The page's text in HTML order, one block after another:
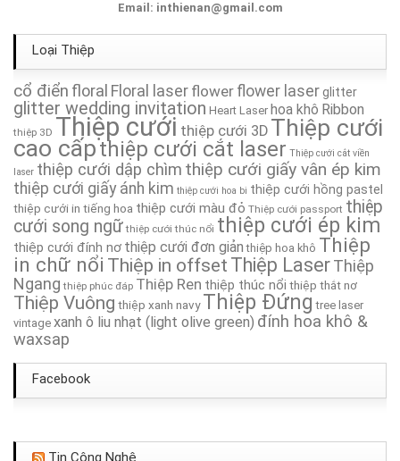
Thiệp Cưới TA014
Thiệp Cưới TA071
Thiệp Cưới TA212A
Thiệp Cưới TA200A
Thiệp Cưới TA231A
Thiệp Cưới TA114
Thiệp Cưới TA267A
Email: inthienan@gmail.com
Loại Thiệp
cổ điển floral Floral laser flower flower laserglitter
glitter wedding invitation Heart Laser hoa khô Ribbon
thiệp 3D Thiệp cưới thiệp cưới 3D Thiệp cưới
cao cấpthiệp cưới cắt laser Thiệp cưới cắt viền
laser thiệp cưới dập chìm thiệp cưới giấy vân ép kim
thiệp cưới giấy ánh kim thiệp cưới hoa bi thiệp cưới hồng pastel
thiệp cưới in tiếng hoa thiệp cưới màu đỏ Thiệp cưới passport thiệp
cưới song ngữ thiệp cưới thúc nổi thiệp cưới ép kim
thiệp cưới đính nơ thiệp cưới đơn giản thiệp hoa khô Thiệp
in chữ nổi Thiệp in offset Thiệp LaserThiệp
Ngang thiệp phúc đáp Thiệp Ren thiệp thúc nổi thiệp thắt nơ
Thiệp Vuông thiệp xanh navy Thiệp Đứng tree laser
vintage xanh ô liu nhạt (light olive green) đính hoa khô &
waxsap
Facebook
Tin Công Nghệ